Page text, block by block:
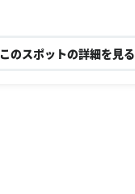
このスポットの詳細を見る